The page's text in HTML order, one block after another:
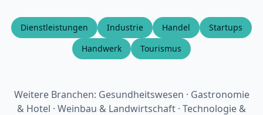
Dienstleistungen Industrie Handel
Startups
Handwerk
Tourismus
Weitere Branchen: Gesundheitswesen · Gastronomie
& Hotel · Weinbau & Landwirtschaft · Technologie &